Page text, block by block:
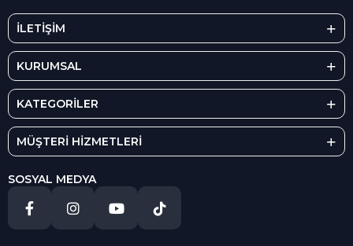
İLETİŞİM
KURUMSAL
KATEGORİLER
MÜŞTERİ HİZMETLERİ
SOSYAL MEDYA